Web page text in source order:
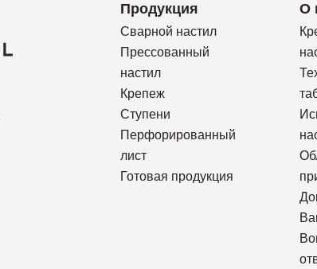
Продукция
Сварной настил
Прессованный
настил
Крепеж
Ступени
Перфорированный
лист
Готовая продукция
О